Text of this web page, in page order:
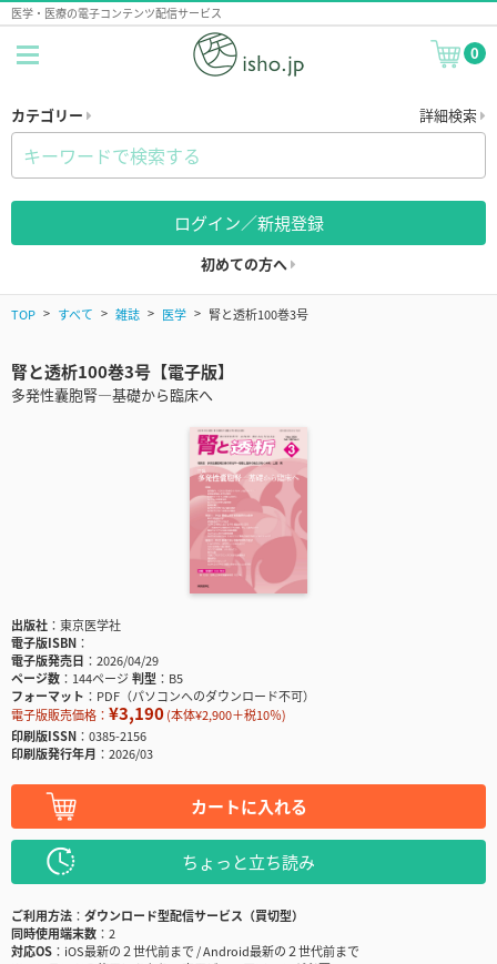
医学・医療の電子コンテンツ配信サービス
0
カテゴリー 詳細検索
ログイン／新規登録
初めての方へ
TOP すべて 雑誌 医学 腎と透析100巻3号
腎と透析100巻3号【電子版】
多発性囊胞腎―基礎から臨床へ
出版社
東京医学社
電子版ISBN
電子版発売日
2026/04/29
ページ数
144ページ判型
B5
フォーマット
PDF（パソコンへのダウンロード不可）
電子版販売価格： ¥3,190(本体¥2,900＋税10％)
印刷版ISSN
0385-2156
印刷版発行年月
2026/03
カートに入れる
ちょっと立ち読み
ご利用方法
ダウンロード型配信サービス（買切型）
同時使用端末数
2
対応OS
iOS最新の２世代前まで / Android最新の２世代前まで